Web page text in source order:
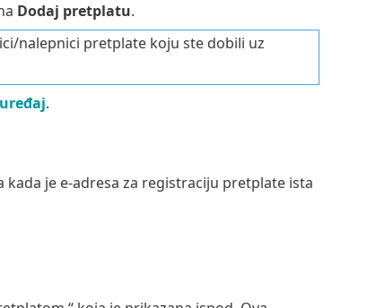
Dodaj pretplatu.
nalepnici pretplate koju ste dobili uz
.
je e-adresa za registraciju pretplate ista